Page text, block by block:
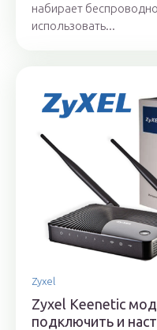
набирает
использовать...
Zyxel
Zyxel Keenetic
подключить и